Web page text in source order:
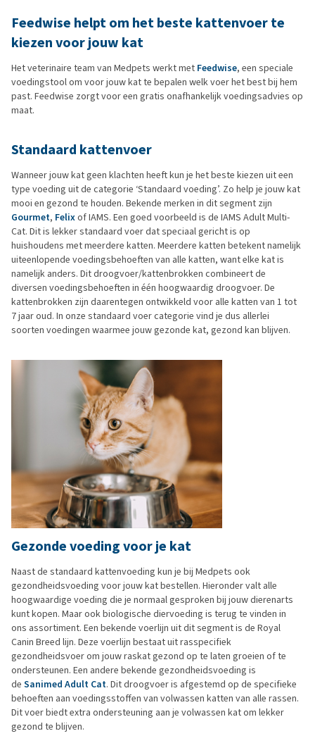
Feedwise helpt om het beste kattenvoer te
kiezen voor jouw kat
Het veterinaire team van Medpets werkt met Feedwise, een speciale
voedingstool om voor jouw kat te bepalen welk voer het best bij hem
past. Feedwise zorgt voor een gratis onafhankelijk voedingsadvies op
maat.
Standaard kattenvoer
Wanneer jouw kat geen klachten heeft kun je het beste kiezen uit een
type voeding uit de categorie ‘Standaard voeding’. Zo help je jouw kat
mooi en gezond te houden. Bekende merken in dit segment zijn
Gourmet, Felixof IAMS. Een goed voorbeeld is de IAMS Adult Multi-
Cat. Dit is lekker standaard voer dat speciaal gericht is op
huishoudens met meerdere katten. Meerdere katten betekent namelijk
uiteenlopende voedingsbehoeften van alle katten, want elke kat is
namelijk anders. Dit droogvoer/kattenbrokken combineert de
diversen voedingsbehoeften in één hoogwaardig droogvoer. De
kattenbrokken zijn daarentegen ontwikkeld voor alle katten van 1 tot
7 jaar oud. In onze standaard voer categorie vind je dus allerlei
soorten voedingen waarmee jouw gezonde kat, gezond kan blijven.
Gezonde voeding voor je kat
Naast de standaard kattenvoeding kun je bij Medpets ook
gezondheidsvoeding voor jouw kat bestellen. Hieronder valt alle
hoogwaardige voeding die je normaal gesproken bij jouw dierenarts
kunt kopen. Maar ook biologische diervoeding is terug te vinden in
ons assortiment. Een bekende voerlijn uit dit segment is de Royal
Canin Breed lijn. Deze voerlijn bestaat uit rasspecifiek
gezondheidsvoer om jouw raskat gezond op te laten groeien of te
ondersteunen. Een andere bekende gezondheidsvoeding is
de Sanimed Adult Cat. Dit droogvoer is afgestemd op de specifieke
behoeften aan voedingsstoffen van volwassen katten van alle rassen.
Dit voer biedt extra ondersteuning aan je volwassen kat om lekker
gezond te blijven.